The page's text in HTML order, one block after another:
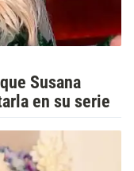
Susana
en su serie